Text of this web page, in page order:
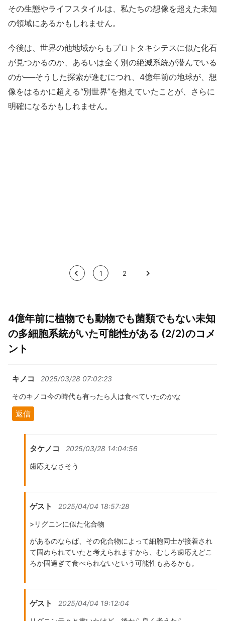
その生態やライフスタイルは、私たちの想像を超えた未知
の領域にあるかもしれません。
今後は、世界の他地域からもプロトタキシテスに似た化石
が見つかるのか、あるいは全く別の絶滅系統が潜んでいる
のか──そうした探索が進むにつれ、4億年前の地球が、想
像をはるかに超える“別世界”を抱えていたことが、さらに
明確になるかもしれません。
< 1 2 >
4億年前に植物でも動物でも菌類でもない未知
の多細胞系統がいた可能性がある (2/2)のコメ
ント
キノコ 2025/03/28 07:02:23
そのキノコ今の時代も有ったら人は食べていたのかな
返信
タケノコ 2025/03/28 14:04:56
歯応えなさそう
ゲスト 2025/04/04 18:57:28
>リグニンに似た化合物
があるのならば、その化合物によって細胞同士が接着され
て固められていたと考えられますから、むしろ歯応えどこ
ろか固過ぎて食べられないという可能性もあるかも。
ゲスト 2025/04/04 19:12:04